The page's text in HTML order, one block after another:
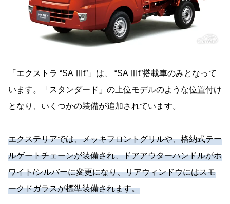
「エクストラ “SA Ⅲt”」は、 “SA Ⅲt”搭載車のみとなって
います。「スタンダード」の上位モデルのような位置付け
となり、いくつかの装備が追加されています。
エクステリアでは、メッキフロントグリルや、格納式テー
ルゲートチェーンが装備され、ドアアウターハンドルがホ
ワイト/シルバーに変更になり、リアウィンドウにはスモ
ークドガラスが標準装備されます。